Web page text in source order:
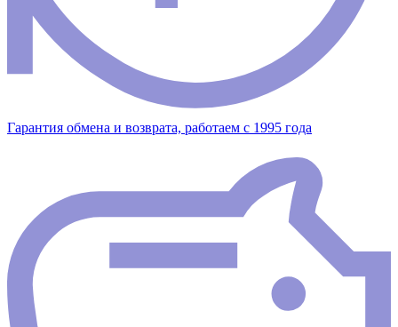
Гарантия обмена и возврата, работаем с 1995 года